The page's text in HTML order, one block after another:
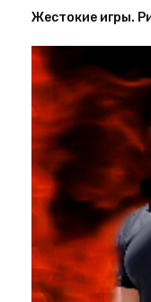
Жестокие игры.